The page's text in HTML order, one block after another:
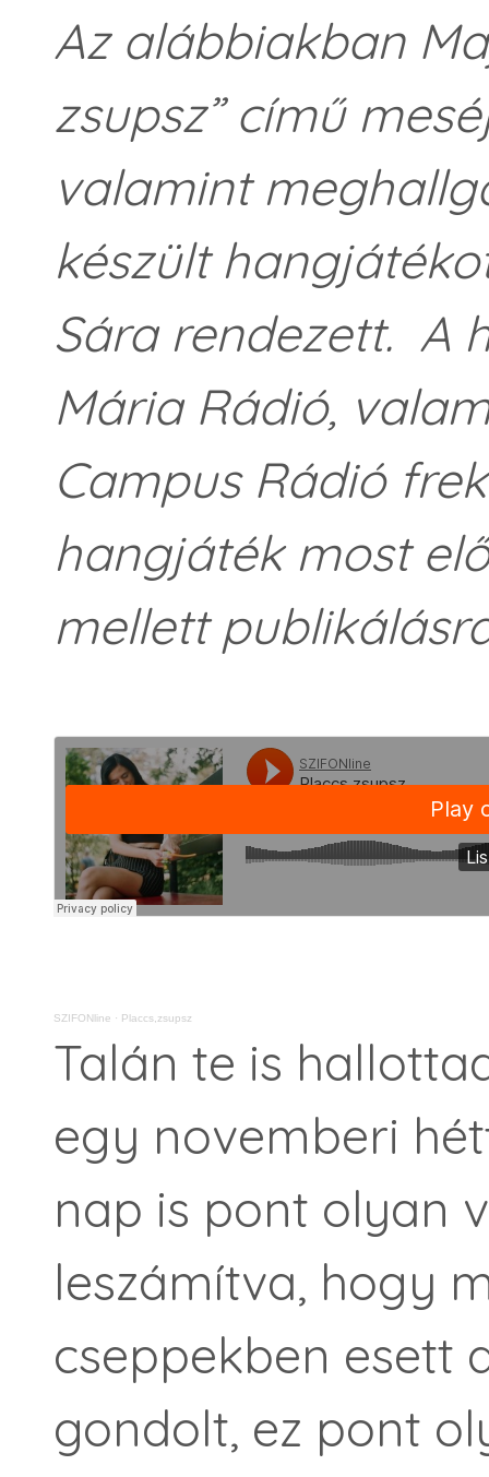
Az alábbiakban
zsupsz” című
valamint
készült
Sára rendezett. A
Mária Rádió,
Campus Rádió
hangjáték most
mellett
SZIFONline · Placcs,zsupsz
Talán te is
egy novemberi
nap is pont olyan
leszámítva, hogy
cseppekben esett
gondolt, ez pont